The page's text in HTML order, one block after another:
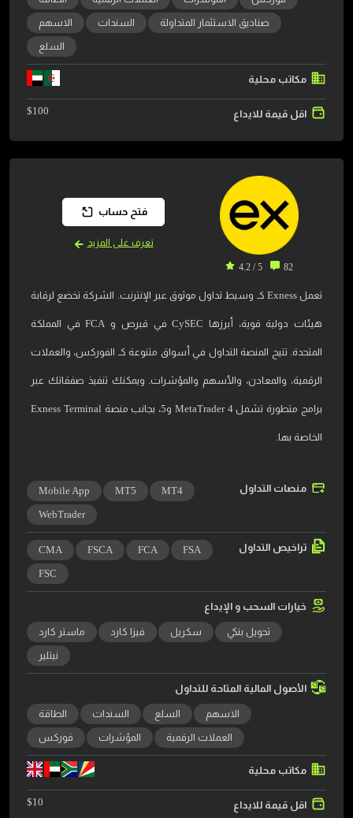
صناديق الاستثمار المتداولة
السندات
الاسهم
السلع
مكاتب محلية
اقل قيمة للايداع $100
82
5 / 4.2
تعمل Exness كـ وسيط تداول موثوق عبر الإنترنت. الشركة تخضع لرقابة
هيئات دولية قوية، أبرزها CySEC في قبرص و FCA في المملكة
المتحدة. تتيح المنصة التداول في أسواق متنوعة كـ الفوركس، والعملات
الرقمية، والمعادن، والأسهم والمؤشرات. ويمكنك تنفيذ صفقاتك عبر
برامج متطورة تشمل MetaTrader 4 و5، بجانب منصة Exness Terminal
الخاصة بها.
فتح حساب
تعرف على المزيد
منصات التداول MT4
MT5
Mobile App
WebTrader
تراخيص التداول FSA
FCA
FSCA
CMA
FSC
خيارات السحب و الإيداع
تحويل بنكي سكريل فيزا كارد
ماستر كارد
نيتلير
الأصول المالية المتاحة للتداول
الاسهم السلع السندات
الطاقة
العملات الرقمية
المؤشرات فوركس
مكاتب محلية
اقل قيمة للايداع $10